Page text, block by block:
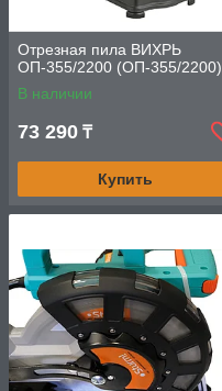
Отрезная пила ВИХРЬ
ОП-355/2200 (ОП-355/2200)
В наличии
73 290 ₸
Купить